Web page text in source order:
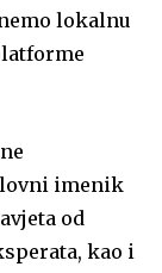
lokalnu
imenik
od
kao i